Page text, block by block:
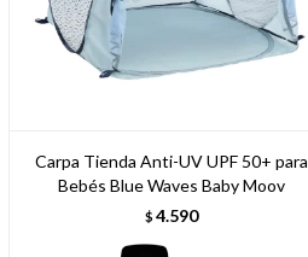
Carpa Tienda Anti-UV UPF 50+ para
Bebés Blue Waves Baby Moov
$ 4.590